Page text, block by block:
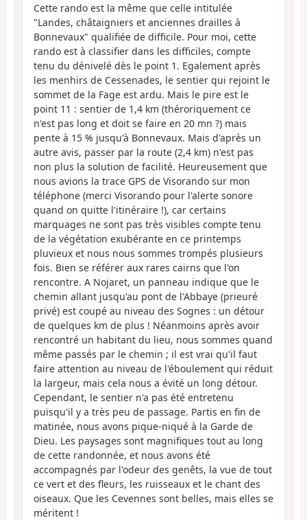
Cette rando est la même que celle intitulée
"Landes, châtaigniers et anciennes drailles à
Bonnevaux" qualifiée de difficile. Pour moi, cette
rando est à classifier dans les difficiles, compte
tenu du dénivelé dès le point 1. Egalement après
les menhirs de Cessenades, le sentier qui rejoint le
sommet de la Fage est ardu. Mais le pire est le
point 11 : sentier de 1,4 km (théroriquement ce
n'est pas long et doit se faire en 20 mn ?) mais
pente à 15 % jusqu'à Bonnevaux. Mais d'après un
autre avis, passer par la route (2,4 km) n'est pas
non plus la solution de facilité. Heureusement que
nous avions la trace GPS de Visorando sur mon
téléphone (merci Visorando pour l'alerte sonore
quand on quitte l'itinéraire !), car certains
marquages ne sont pas très visibles compte tenu
de la végétation exubérante en ce printemps
pluvieux et nous nous sommes trompés plusieurs
fois. Bien se référer aux rares cairns que l'on
rencontre. A Nojaret, un panneau indique que le
chemin allant jusqu'au pont de l'Abbaye (prieuré
privé) est coupé au niveau des Sognes : un détour
de quelques km de plus ! Néanmoins après avoir
rencontré un habitant du lieu, nous sommes quand
même passés par le chemin ; il est vrai qu'il faut
faire attention au niveau de l'éboulement qui réduit
la largeur, mais cela nous a évité un long détour.
Cependant, le sentier n'a pas été entretenu
puisqu'il y a très peu de passage. Partis en fin de
matinée, nous avons pique-niqué à la Garde de
Dieu. Les paysages sont magnifiques tout au long
de cette randonnée, et nous avons été
accompagnés par l'odeur des genêts, la vue de tout
ce vert et des fleurs, les ruisseaux et le chant des
oiseaux. Que les Cevennes sont belles, mais elles se
méritent !